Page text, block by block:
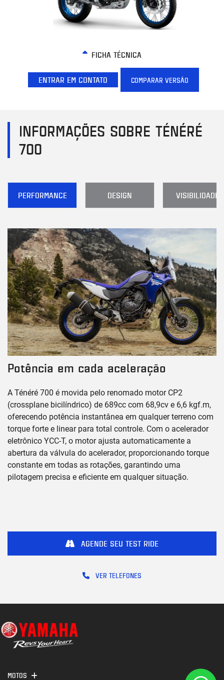
FICHA TÉCNICA
ENTRAR EM CONTATO COMPARAR VERSÃO
INFORMAÇÕES SOBRE TÉNÉRÉ
700
PERFORMANCE DESIGN VISIBILIDADE
Potência em cada aceleração
A Ténéré 700 é movida pelo renomado motor CP2
(crossplane bicilíndrico) de 689cc com 68,9cv e 6,6 kgf.m,
oferecendo potência instantânea em qualquer terreno com
torque forte e linear para total controle. Com o acelerador
eletrônico YCC-T, o motor ajusta automaticamente a
abertura da válvula do acelerador, proporcionando torque
constante em todas as rotações, garantindo uma
pilotagem precisa e eficiente em qualquer situação.
VER TELEFONES
AGENDE SEU TEST RIDE
MOTOS